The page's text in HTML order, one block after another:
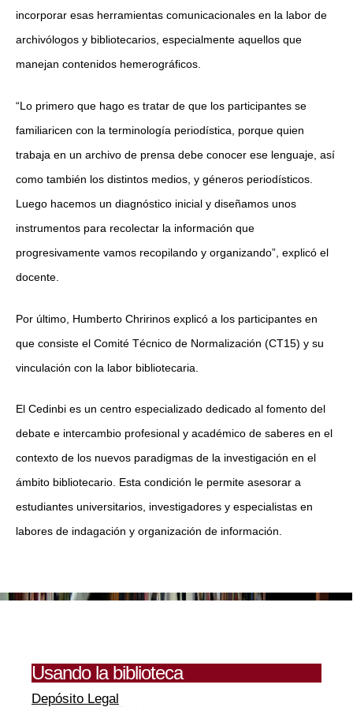
incorporar esas herramientas comunicacionales en la labor de
archivólogos y bibliotecarios, especialmente aquellos que
manejan contenidos hemerográficos.
“Lo primero que hago es tratar de que los participantes se
familiaricen con la terminología periodística, porque quien
trabaja en un archivo de prensa debe conocer ese lenguaje, así
como también los distintos medios, y géneros periodísticos.
Luego hacemos un diagnóstico inicial y diseñamos unos
instrumentos para recolectar la información que
progresivamente vamos recopilando y organizando”, explicó el
docente.
Por último, Humberto Chririnos explicó a los participantes en
que consiste el Comité Técnico de Normalización (CT15) y su
vinculación con la labor bibliotecaria.
El Cedinbi es un centro especializado dedicado al fomento del
debate e intercambio profesional y académico de saberes en el
contexto de los nuevos paradigmas de la investigación en el
ámbito bibliotecario. Esta condición le permite asesorar a
estudiantes universitarios, investigadores y especialistas en
labores de indagación y organización de información.
Usando la biblioteca
Depósito Legal